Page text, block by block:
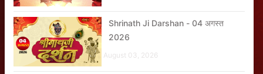
Shrinath Ji Darshan - 04 अगस्त
2026
August 03, 2026